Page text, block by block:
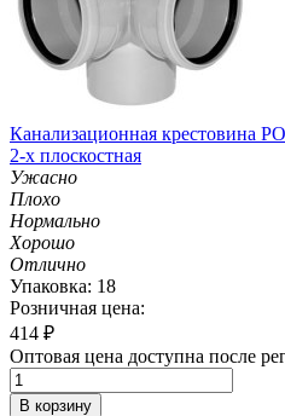
Канализационная крестовина
2-х плоскостная
Ужасно
Плохо
Нормально
Хорошо
Отлично
Упаковка: 18
Розничная цена:
414 ₽
Оптовая цена доступна после
В корзину